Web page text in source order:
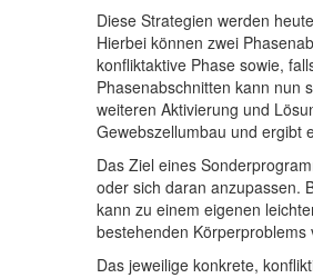
Diese Strategien werden
Hierbei können zwei
konfliktaktive Phase sowie,
Phasenabschnitten kann nun
weiteren Aktivierung und
Gewebszellumbau und ergibt
Das Ziel eines
oder sich daran anzupassen.
kann zu einem eigenen
bestehenden Körperproblems
Das jeweilige konkrete,